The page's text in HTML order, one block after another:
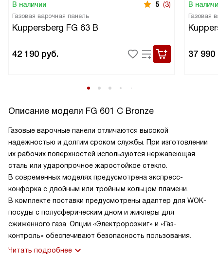
В наличии 5 (3)
Газовая варочная панель
Kuppersberg FG 63 B
42 190 руб.
В
Газовая
37 990
Описание модели FG 601 C Bronze
Газовые варочные панели отличаются высокой
надежностью и долгим сроком службы. При изготовлении
их рабочих поверхностей используются нержавеющая
сталь или ударопрочное жаростойкое стекло.
В современных моделях предусмотрена экспресс-
конфорка с двойным или тройным кольцом пламени.
В комплекте поставки предусмотрены адаптер для WOK-
посуды с полусферическим дном и жиклеры для
сжиженного газа. Опции «Электророзжиг» и «Газ-
контроль» обеспечивают безопасность пользования.
Читать подробнее